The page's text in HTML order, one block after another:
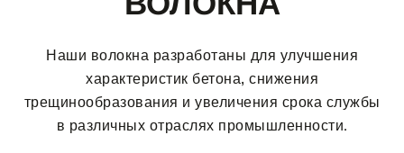
Наши волокна разработаны для улучшения
характеристик бетона, снижения
трещинообразования и увеличения срока службы
в различных отраслях промышленности.